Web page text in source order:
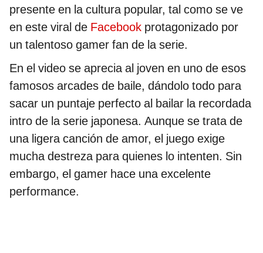
presente en la cultura popular, tal como se ve
en este viral de Facebook protagonizado por
un talentoso gamer fan de la serie.
En el video se aprecia al joven en uno de esos
famosos arcades de baile, dándolo todo para
sacar un puntaje perfecto al bailar la recordada
intro de la serie japonesa. Aunque se trata de
una ligera canción de amor, el juego exige
mucha destreza para quienes lo intenten. Sin
embargo, el gamer hace una excelente
performance.